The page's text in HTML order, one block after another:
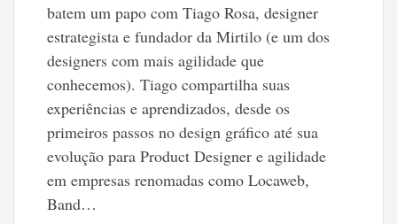
batem um papo com Tiago Rosa, designer
estrategista e fundador da Mirtilo (e um dos
designers com mais agilidade que
conhecemos). Tiago compartilha suas
experiências e aprendizados, desde os
primeiros passos no design gráfico até sua
evolução para Product Designer e agilidade
em empresas renomadas como Locaweb,
Band…